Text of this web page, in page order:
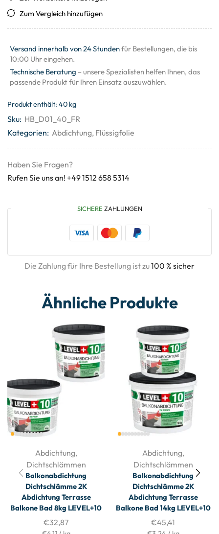
Zum Vergleich hinzufügen
Versand innerhalb von 24 Stundenfür Bestellungen, die bis
10:00 Uhr eingehen.
Technische Beratung – unsere Spezialisten helfen Ihnen, das
passende Produkt für Ihren Einsatz auszuwählen.
Produkt enthält: 40 kg
Sku: HB_D01_40_FR
Kategorien: Abdichtung, Flüssigfolie
Haben Sie Fragen?
Rufen Sie uns an! +49 1512 658 5314
SICHERE ZAHLUNGEN
Die Zahlung für Ihre Bestellung ist zu100 % sicher
Ähnliche Produkte
Abdichtung,
Dichtschlämmen
Balkonabdichtung
Dichtschlämme 2K
Abdichtung Terrasse
Balkone Bad 8kg LEVEL+10
€32,87
Abdichtung,
Dichtschlämmen
Balkonabdichtung
Dichtschlämme 2K
Abdichtung Terrasse
Balkone Bad 14kg LEVEL+10
€45,41